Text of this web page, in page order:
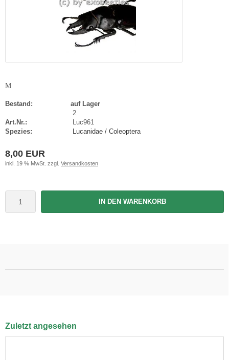
M
Bestand:
auf Lager
2
Art.Nr.:
Luc961
Spezies:
Lucanidae / Coleoptera
8,00 EUR
inkl. 19 % MwSt. zzgl. Versandkosten
IN DEN WARENKORB
Zuletzt angesehen